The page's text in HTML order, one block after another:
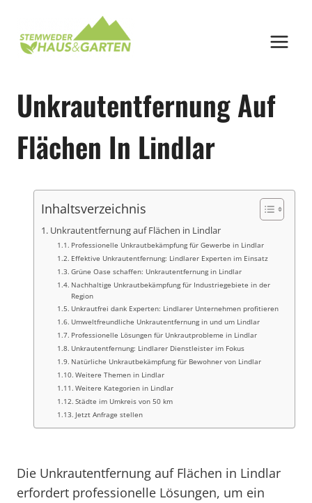
springen
Unkrautentfernung Auf
Flächen In Lindlar
Inhaltsverzeichnis
Unkrautentfernung auf Flächen in Lindlar
Professionelle Unkrautbekämpfung für Gewerbe in Lindlar
Effektive Unkrautentfernung: Lindlarer Experten im Einsatz
Grüne Oase schaffen: Unkrautentfernung in Lindlar
Nachhaltige Unkrautbekämpfung für Industriegebiete in der
Region
Unkrautfrei dank Experten: Lindlarer Unternehmen profitieren
Umweltfreundliche Unkrautentfernung in und um Lindlar
Professionelle Lösungen für Unkrautprobleme in Lindlar
Unkrautentfernung: Lindlarer Dienstleister im Fokus
Natürliche Unkrautbekämpfung für Bewohner von Lindlar
Weitere Themen in Lindlar
Weitere Kategorien in Lindlar
Städte im Umkreis von 50 km
Jetzt Anfrage stellen
Die Unkrautentfernung auf Flächen in Lindlar
erfordert professionelle Lösungen, um ein